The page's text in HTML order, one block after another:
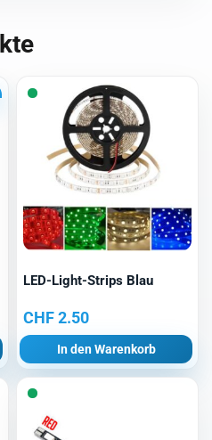
8.40.
LED-Light-Strips Blau
CHF2.50
In den Warenkorb